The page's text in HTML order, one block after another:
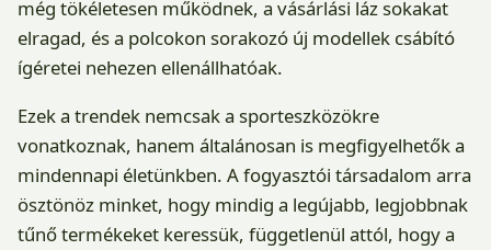
még tökéletesen működnek, a vásárlási láz sokakat
elragad, és a polcokon sorakozó új modellek csábító
ígéretei nehezen ellenállhatóak.
Ezek a trendek nemcsak a sporteszközökre
vonatkoznak, hanem általánosan is megfigyelhetők a
mindennapi életünkben. A fogyasztói társadalom arra
ösztönöz minket, hogy mindig a legújabb, legjobbnak
tűnő termékeket keressük, függetlenül attól, hogy a